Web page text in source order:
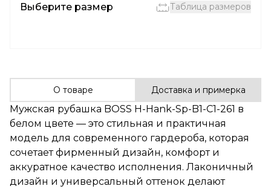
Выберите размер Таблица размеров
О товаре Доставка и примерка
Мужская рубашка BOSS H-Hank-Sp-B1-C1-261 в
белом цвете — это стильная и практичная
модель для современного гардероба, которая
сочетает фирменный дизайн, комфорт и
аккуратное качество исполнения. Лаконичный
дизайн и универсальный оттенок делают